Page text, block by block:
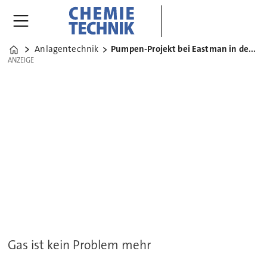
Home
Anlagentechnik Pumpen-Projekt bei Eastman in den USA
ANZEIGE
ANZEIGE
Gas ist kein Problem mehr